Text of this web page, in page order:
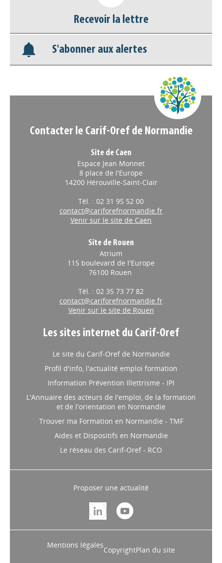
Base documentaire
Nos veilles Scoop.it
Recevoir la lettre
S'abonner aux alertes
Contacter le Carif-Oref de Normandie
Site de Caen
Espace Jean Monnet
8 place de l'Europe
14200 Hérouville-Saint-Clair
Tél. : 02 31 95 52 00
contact@cariforefnormandie.fr
Venir sur le site de Caen
Site de Rouen
Atrium
115 boulevard de l'Europe
76100 Rouen
Tél. : 02 35 73 77 82
contact@cariforefnormandie.fr
Venir sur le site de Rouen
Les sites internet du Carif-Oref
Le site du Carif-Oref de Normandie
Profil d'info, l'actualité emploi formation
Information Prévention Illettrisme - IPI
L'Annuaire des acteurs de l'emploi, de la formation
et de l'orientation en Normandie
Trouver ma Formation en Normandie - TMF
Aides et Dispositifs en Normandie
Le réseau des Carif-Oref - RCO
Proposer une actualité
Mentions légales
CopyrightPlan du site